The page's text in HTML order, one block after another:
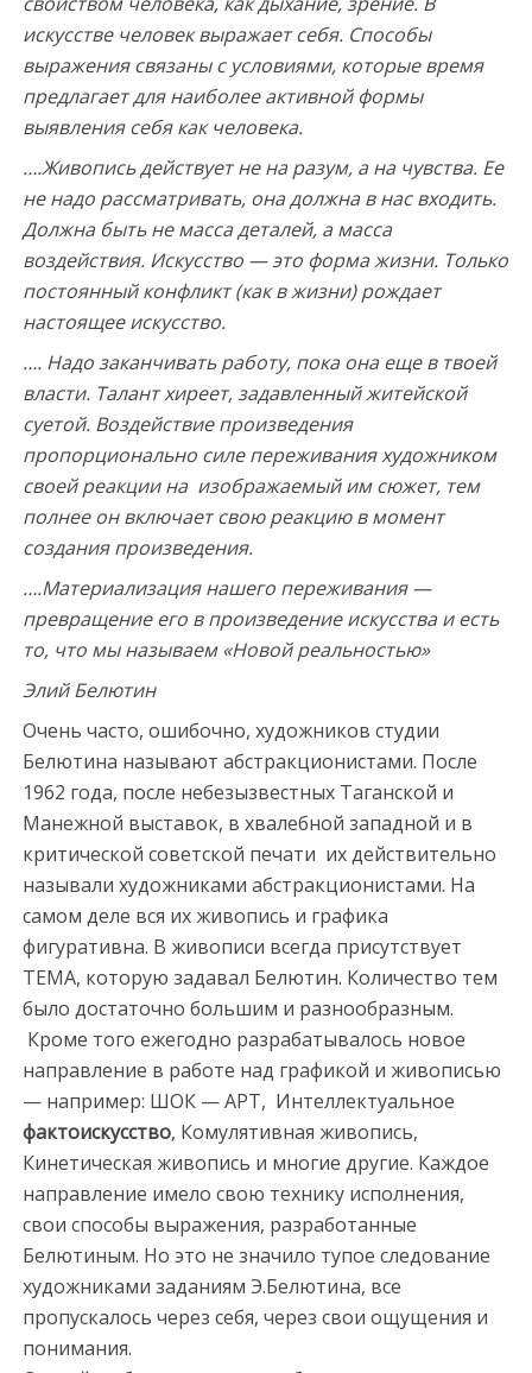
искусстве человек выражает себя. Способы
выражения связаны с условиями, которые время
предлагает для наиболее активной формы
выявления себя как человека.
….Живопись действует не на разум, а на чувства. Ее
не надо рассматривать, она должна в нас входить.
Должна быть не масса деталей, а масса
воздействия. Искусство — это форма жизни. Только
постоянный конфликт (как в жизни) рождает
настоящее искусство.
…. Надо заканчивать работу, пока она еще в твоей
власти. Талант хиреет, задавленный житейской
суетой. Воздействие произведения
пропорционально силе переживания художником
своей реакции на изображаемый им сюжет, тем
полнее он включает свою реакцию в момент
создания произведения.
….Материализация нашего переживания —
превращение его в произведение искусства и есть
то, что мы называем «Новой реальностью»
Элий Белютин
Очень часто, ошибочно, художников студии
Белютина называют абстракционистами. После
1962 года, после небезызвестных Таганской и
Манежной выставок, в хвалебной западной и в
критической советской печати их действительно
называли художниками абстракционистами. На
самом деле вся их живопись и графика
фигуративна. В живописи всегда присутствует
ТЕМА, которую задавал Белютин. Количество тем
было достаточно большим и разнообразным.
Кроме того ежегодно разрабатывалось новое
направление в работе над графикой и живописью
— например: ШОК — АРТ, Интеллектуальное
фактоискусство, Комулятивная живопись,
Кинетическая живопись и многие другие. Каждое
направление имело свою технику исполнения,
свои способы выражения, разработанные
Белютиным. Но это не значило тупое следование
художниками заданиям Э.Белютина, все
пропускалось через себя, через свои ощущения и
понимания.